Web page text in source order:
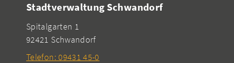
Stadtverwaltung Schwandorf
Spitalgarten 1
92421 Schwandorf
Telefon: 09431 45-0